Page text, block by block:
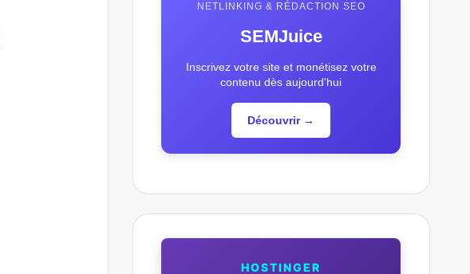
NETLINKING & RÉDACTION SEO
SEMJuice
Inscrivez votre site et monétisez votre
contenu dès aujourd'hui
Découvrir →
HOSTINGER